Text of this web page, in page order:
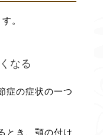
。
なる
症の症状の一つ
とき、顎の付け